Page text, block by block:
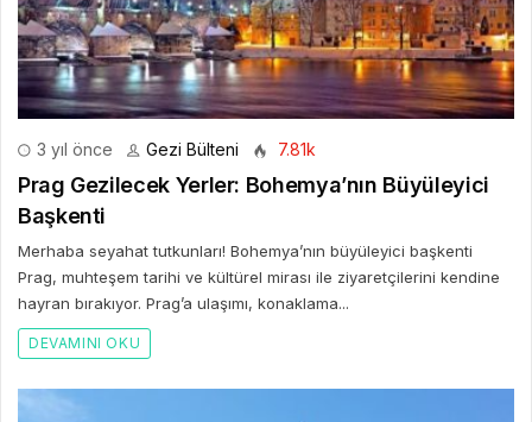
3 yıl önce Gezi Bülteni 7.81k
Prag Gezilecek Yerler: Bohemya’nın Büyüleyici
Başkenti
Merhaba seyahat tutkunları! Bohemya’nın büyüleyici başkenti
Prag, muhteşem tarihi ve kültürel mirası ile ziyaretçilerini kendine
hayran bırakıyor. Prag’a ulaşımı, konaklama...
DEVAMINI OKU